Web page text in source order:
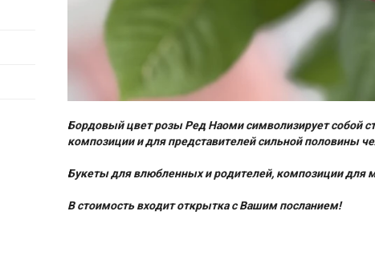
Бордовый цвет розы Ред Наоми символизирует собой
композиции и для представителей сильной половины
Букеты для влюбленных и родителей, композиции для
В стоимость входит открытка с Вашим посланием!